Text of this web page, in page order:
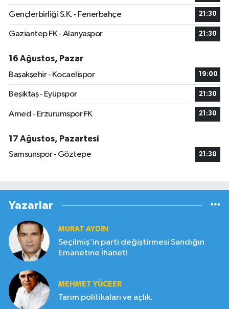
Gençlerbirliği S.K. - Fenerbahçe 21:30
Gaziantep FK - Alanyaspor 21:30
16 Ağustos, Pazar
Başakşehir - Kocaelispor
19:00
Beşiktaş - Eyüpspor 21:30
Amed - Erzurumspor FK 21:30
17 Ağustos, Pazartesi
Samsunspor - Göztepe
21:30
Yazarlar
MURAT AYDIN
Seçilmiş'in parti değiştirmesi Sandığın
Emanetine İhanet!
MEHMET YÜCEER
Tarım politikaları ve açlık.